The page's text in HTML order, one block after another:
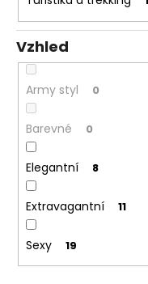
Vzhled
Army styl 0
Barevné 0
Elegantní 8
Extravagantní 11
Sexy 19